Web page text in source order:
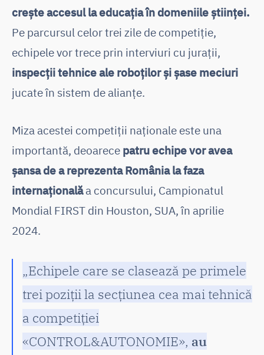
crește accesul la educația în domeniile științei.
Pe parcursul celor trei zile de competiție,
echipele vor trece prin interviuri cu jurații,
inspecții tehnice ale roboților și șase meciuri
jucate în sistem de alianțe.
Miza acestei competiții naționale este una
importantă, deoarece patru echipe vor avea
șansa de a reprezenta România la faza
internaționalăa concursului, Campionatul
Mondial FIRST din Houston, SUA, în aprilie
2024.
„Echipele care se clasează pe primele
trei poziții la secțiunea cea mai tehnică
a competiției
«CONTROL&AUTONOMIE», au